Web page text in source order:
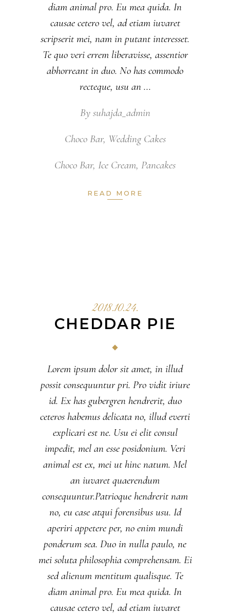
diam animal pro. Eu mea quida. In
causae cetero vel, ad etiam iuvaret
scripserit mei, nam in putant interesset.
Te quo veri errem liberavisse, assentior
abhorreant in duo. No has commodo
recteque, usu an
By suhajda_admin
Choco Bar, Wedding Cakes
Choco Bar, Ice Cream, Pancakes
READ MORE
2018.10.24.
CHEDDAR PIE
Lorem ipsum dolor sit amet, in illud
possit consequuntur pri. Pro vidit iriure
id. Ex has gubergren hendrerit, duo
ceteros habemus delicata no, illud everti
explicari est ne. Usu ei elit consul
impedit, mel an esse posidonium. Veri
animal est ex, mei ut hinc natum. Mel
an iuvaret quaerendum
consequuntur.Patrioque hendrerit nam
no, eu case atqui forensibus usu. Id
aperiri appetere per, no enim mundi
ponderum sea. Duo in nulla paulo, ne
mei soluta philosophia comprehensam. Ei
sed alienum mentitum qualisque. Te
diam animal pro. Eu mea quida. In
causae cetero vel, ad etiam iuvaret